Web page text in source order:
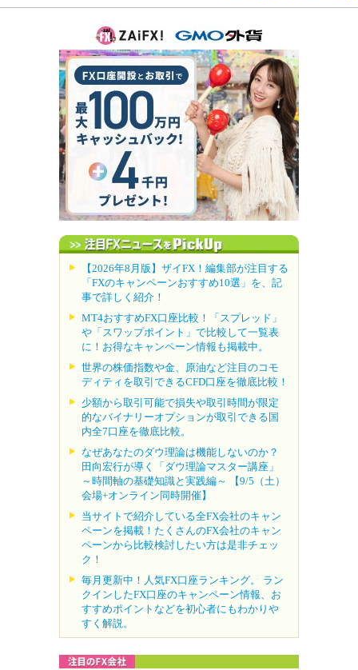
【2026年8月版】ザイFX！編集部が注目する
「FXのキャンペーンおすすめ10選」を、記
事で詳しく紹介！
MT4おすすめFX口座比較！「スプレッド」
や「スワップポイント」で比較して一覧表
に！お得なキャンペーン情報も掲載中。
世界の株価指数や金、原油など注目のコモ
ディティを取引できるCFD口座を徹底比較！
少額から取引可能で損失や取引時間が限定
的なバイナリーオプションが取引できる国
内全7口座を徹底比較。
なぜあなたのダウ理論は機能しないのか？
田向宏行が導く「ダウ理論マスター講座」
～時間軸の基礎知識と実践編～ 【9/5（土）
会場+オンライン同時開催】
当サイトで紹介している全FX会社のキャン
ペーンを掲載！たくさんのFX会社のキャン
ペーンから比較検討したい方は是非チェッ
ク！
毎月更新中！人気FX口座ランキング。 ラン
クインしたFX口座のキャンペーン情報、お
すすめポイントなどを初心者にもわかりや
すく解説。